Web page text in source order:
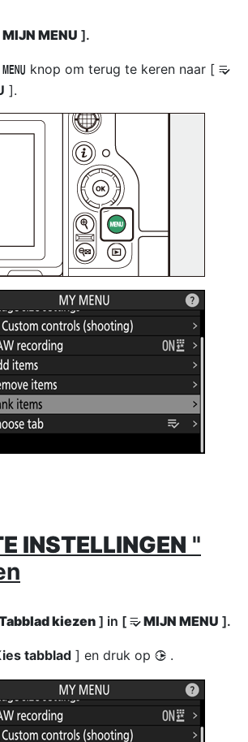
MIJN MENU ].
G knop om terug te keren naar [ O
].
INSTELLINGEN "
kiezen ] in [ OMIJN MENU ].
tabblad ] en druk op 2 .